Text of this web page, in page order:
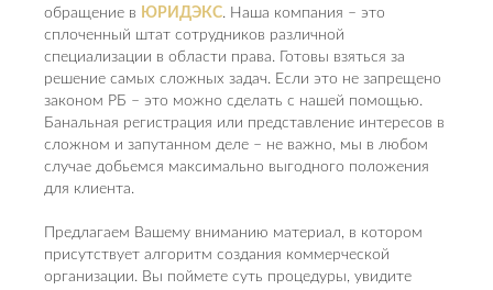
обращение в ЮРИДЭКС. Наша компания – это
сплоченный штат сотрудников различной
специализации в области права. Готовы взяться за
решение самых сложных задач. Если это не запрещено
законом РБ – это можно сделать с нашей помощью.
Банальная регистрация или представление интересов в
сложном и запутанном деле – не важно, мы в любом
случае добьемся максимально выгодного положения
для клиента.
Предлагаем Вашему вниманию материал, в котором
присутствует алгоритм создания коммерческой
организации. Вы поймете суть процедуры, увидите